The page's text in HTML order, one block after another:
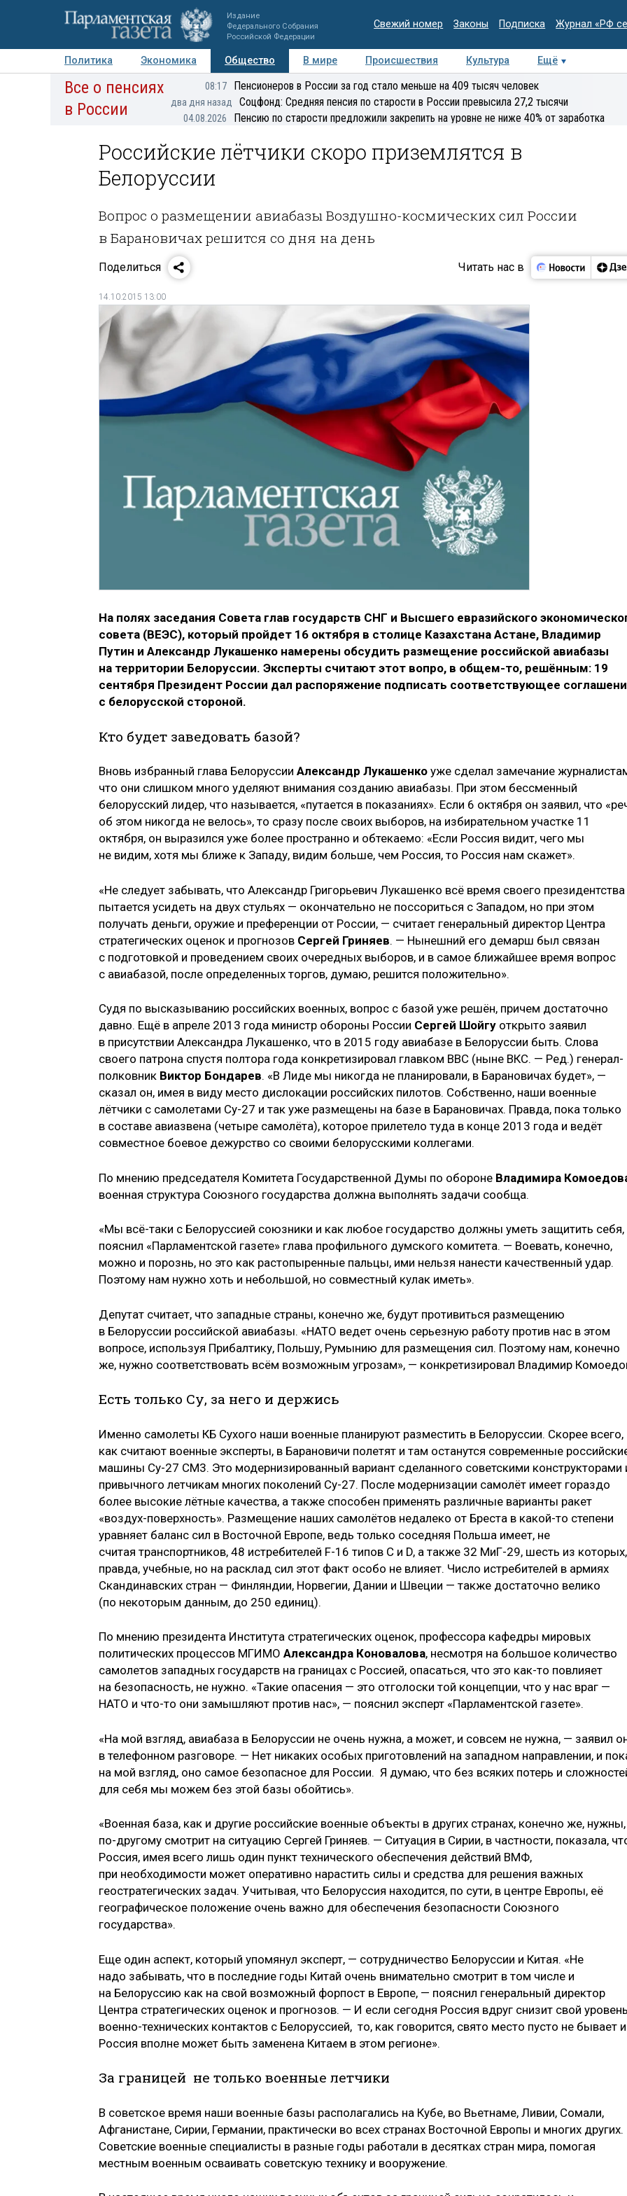
Издание
Федерального Собрания
Российской Федерации
Свежий номер Законы Подписка Журнал «РФ
Политика Экономика Общество В мире Происшествия Культура Ещё
Авторы Персоны Мнения Регионы Медиацентр Интервью Колумнисты
Все о пенсиях
в России
08:17 Пенсионеров в России за год стало меньше на 409 тысяч человек
два дня назад Соцфонд: Средняя пенсия по старости в России превысила 27,2 тысячи
04.08.2026 Пенсию по старости предложили закрепить на уровне не ниже 40% от заработка
Российские лётчики скоро приземлятся в
Белоруссии
Вопрос о размещении авиабазы Воздушно-космических сил России
в Барановичах решится со дня на день
Поделиться Читать нас в
14.10.2015 13:00
На полях заседания Совета глав государств СНГ и Высшего евразийского
совета (ВЕЭС), который пройдет 16 октября в столице Казахстана Астане, Владимир
Путин и Александр Лукашенко намерены обсудить размещение российской авиабазы
на территории Белоруссии. Эксперты считают этот вопро, в общем-то, решённым: 19
сентября Президент России дал распоряжение подписать соответствующее
с белорусской стороной.
Кто будет заведовать базой?
Вновь избранный глава Белоруссии Александр Лукашенко уже сделал замечание
что они слишком много уделяют внимания созданию авиабазы. При этом бессменный
белорусский лидер, что называется, «путается в показаниях». Если 6 октября он заявил, что
об этом никогда не велось», то сразу после своих выборов, на избирательном участке 11
октября, он выразился уже более пространно и обтекаемо: «Если Россия видит, чего мы
не видим, хотя мы ближе к Западу, видим больше, чем Россия, то Россия нам скажет».
«Не следует забывать, что Александр Григорьевич Лукашенко всё время своего президентства
пытается усидеть на двух стульях — окончательно не поссориться с Западом, но при этом
получать деньги, оружие и преференции от России, — считает генеральный директор Центра
стратегических оценок и прогнозов Сергей Гриняев. — Нынешний его демарш был связан
с подготовкой и проведением своих очередных выборов, и в самое ближайшее время вопрос
с авиабазой, после определенных торгов, думаю, решится положительно».
Судя по высказыванию российских военных, вопрос с базой уже решён, причем достаточно
давно. Ещё в апреле 2013 года министр обороны России Сергей Шойгу открыто заявил
в присутствии Александра Лукашенко, что в 2015 году авиабазе в Белоруссии быть. Слова
своего патрона спустя полтора года конкретизировал главком ВВС (ныне ВКС. — Ред.) генерал-
полковник Виктор Бондарев. «В Лиде мы никогда не планировали, в Барановичах будет», —
сказал он, имея в виду место дислокации российских пилотов. Собственно, наши военные
лётчики с самолетами Су-27 и так уже размещены на базе в Барановичах. Правда, пока только
в составе авиазвена (четыре самолёта), которое прилетело туда в конце 2013 года и ведёт
совместное боевое дежурство со своими белорусскими коллегами.
По мнению председателя Комитета Государственной Думы по обороне Владимира
военная структура Союзного государства должна выполнять задачи сообща.
«Мы всё-таки с Белоруссией союзники и как любое государство должны уметь защитить
пояснил «Парламентской газете» глава профильного думского комитета. — Воевать, конечно,
можно и порознь, но это как растопыренные пальцы, ими нельзя нанести качественный удар.
Поэтому нам нужно хоть и небольшой, но совместный кулак иметь».
Депутат считает, что западные страны, конечно же, будут противиться размещению
в Белоруссии российской авиабазы. «НАТО ведет очень серьезную работу против нас в этом
вопросе, используя Прибалтику, Польшу, Румынию для размещения сил. Поэтому нам, конечно
же, нужно соответствовать всём возможным угрозам», — конкретизировал Владимир
Есть только Су, за него и держись
Именно самолеты КБ Сухого наши военные планируют разместить в Белоруссии. Скорее всего,
как считают военные эксперты, в Барановичи полетят и там останутся современные
машины Су-27 СМ3. Это модернизированный вариант сделанного советскими конструкторами
привычного летчикам многих поколений Су-27. После модернизации самолёт имеет гораздо
более высокие лётные качества, а также способен применять различные варианты ракет
«воздух-поверхность». Размещение наших самолётов недалеко от Бреста в какой-то степени
уравняет баланс сил в Восточной Европе, ведь только соседняя Польша имеет, не
считая транспортников, 48 истребителей F-16 типов С и D, а также 32 МиГ-29, шесть из которых,
правда, учебные, но на расклад сил этот факт особо не влияет. Число истребителей в армиях
Скандинавских стран — Финляндии, Норвегии, Дании и Швеции — также достаточно велико
(по некоторым данным, до 250 единиц).
По мнению президента Института стратегических оценок, профессора кафедры мировых
политических процессов МГИМО Александра Коновалова, несмотря на большое количество
самолетов западных государств на границах с Россией, опасаться, что это как-то повлияет
на безопасность, не нужно. «Такие опасения — это отголоски той концепции, что у нас враг —
НАТО и что-то они замышляют против нас», — пояснил эксперт «Парламентской газете».
«На мой взгляд, авиабаза в Белоруссии не очень нужна, а может, и совсем не нужна, — заявил
в телефонном разговоре. — Нет никаких особых приготовлений на западном направлении, и
на мой взгляд, оно самое безопасное для России. Я думаю, что без всяких потерь и
для себя мы можем без этой базы обойтись».
«Военная база, как и другие российские военные объекты в других странах, конечно же,
по-другому смотрит на ситуацию Сергей Гриняев. — Ситуация в Сирии, в частности, показала,
Россия, имея всего лишь один пункт технического обеспечения действий ВМФ,
при необходимости может оперативно нарастить силы и средства для решения важных
геостратегических задач. Учитывая, что Белоруссия находится, по сути, в центре Европы, её
географическое положение очень важно для обеспечения безопасности Союзного
государства».
Еще один аспект, который упомянул эксперт, — сотрудничество Белоруссии и Китая. «Не
надо забывать, что в последние годы Китай очень внимательно смотрит в том числе и
на Белоруссию как на свой возможный форпост в Европе, — пояснил генеральный директор
Центра стратегических оценок и прогнозов. — И если сегодня Россия вдруг снизит свой уровень
военно-технических контактов с Белоруссией, то, как говорится, свято место пусто не бывает и
Россия вполне может быть заменена Китаем в этом регионе».
За границей не только военные летчики
В советское время наши военные базы располагались на Кубе, во Вьетнаме, Ливии, Сомали,
Афганистане, Сирии, Германии, практически во всех странах Восточной Европы и многих других.
Советские военные специалисты в разные годы работали в десятках стран мира, помогая
местным военным осваивать советскую технику и вооружение.